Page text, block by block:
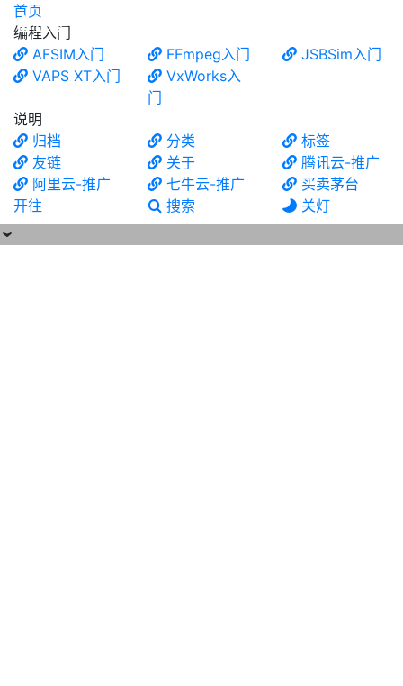
食铁兽
首页
编程入门
AFSIM入门
FFmpeg入门
JSBSim入门
VAPS XT入门
VxWorks入
门
说明
归档
分类
标签
友链
关于
腾讯云-推广
阿里云-推广
七牛云-推广
买卖茅台
开往
搜索 关灯